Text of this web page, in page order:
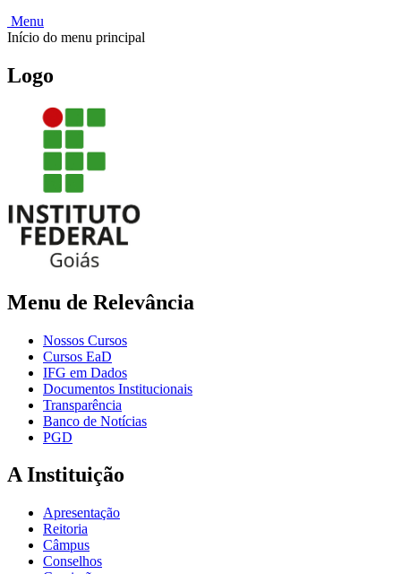
Menu
Início do menu principal
Logo
Menu de Relevância
Nossos Cursos
Cursos EaD
IFG em Dados
Documentos Institucionais
Transparência
Banco de Notícias
PGD
A Instituição
Apresentação
Reitoria
Câmpus
Conselhos